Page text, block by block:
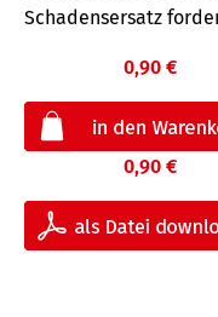
Schadensersatz
0,90 €
0,90 €